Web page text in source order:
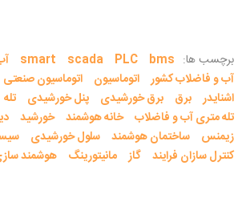
برچسب ها: bms
PLC
scada
smart
آب و فاضلاب کشور اتوماسیون اتوماسیون صنعتی
اشنایدر برق برق خورشیدی پنل خورشیدی تله
تله متری آب و فاضلاب خانه هوشمند خورشید
زیمنس
ساختمان هوشمند سلول خورشیدی
کنترل سازان فرایند گاز مانیتورینگ هوشمند